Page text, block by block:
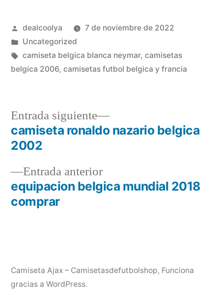
Publicado
por
dealcoolya
7 de noviembre de 2022
Publicado
en
Uncategorized
Etiquetas:
camiseta belgica blanca neymar, camisetas
belgica 2006, camisetas futbol belgica y francia
Navegación
entradas
Entrada anteriorEntrada
anterior:
equipacion belgica mundial 2018
comprar
Entrada siguiente
Entrada
siguiente:
camiseta ronaldo nazario belgica
2002
Camiseta Ajax – Camisetasdefutbolshop, Funciona
gracias a WordPress.